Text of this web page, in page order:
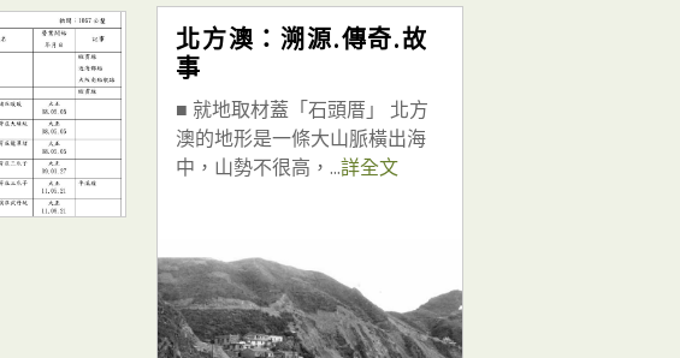
北方澳：溯源.傳奇.故
事
■ 就地取材蓋「石頭厝」 北方
澳的地形是一條大山脈橫出海
中，山勢不很高，...詳全文